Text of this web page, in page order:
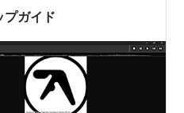
たんですが、これが文…
ガイド